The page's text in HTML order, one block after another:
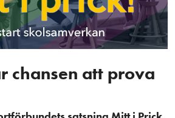
chansen att prova